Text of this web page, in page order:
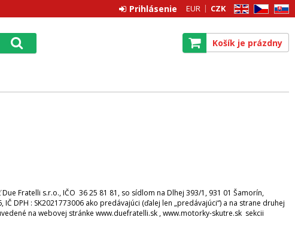
EN CZ SK
EUR CZK
Prihlásenie
Košík je prázdny
Fratelli s.r.o., IČO 36 25 81 81, so sídlom na Dlhej 393/1, 931 01 Šamorín,
DPH : SK2021773006 ako predávajúci (ďalej len „predávajúci“) a na strane druhej
na webovej stránke www.duefratelli.sk , www.motorky-skutre.sk sekcii